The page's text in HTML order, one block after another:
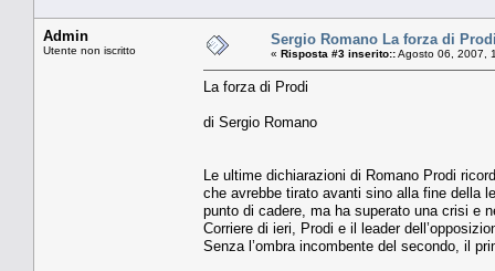
Admin
Utente non iscritto
Sergio Romano La forza di
« Risposta #3 inserito::Agosto 06, 2007,
La forza di Prodi
di Sergio Romano
Le ultime dichiarazioni di Romano Prodi
che avrebbe tirato avanti sino alla fine della
punto di cadere, ma ha superato una crisi e
Corriere di ieri, Prodi e il leader
Senza l’ombra incombente del secondo, il